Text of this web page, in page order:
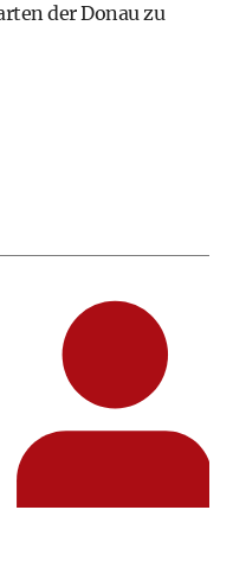
der Donau zu